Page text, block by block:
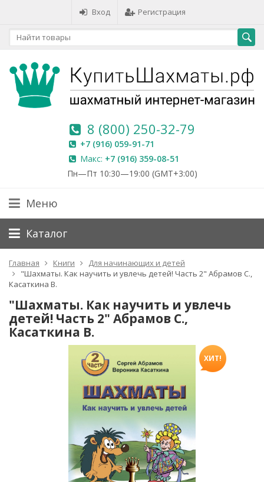
Вход Регистрация
8 (800) 250-32-79
+7 (916) 059-91-71
Макс: +7 (916) 359-08-51
Пн—Пт 10:30—19:00 (GMT+3:00)
Меню
Каталог
Главная Книги
Для начинающих и детей
"Шахматы. Как научить и увлечь детей! Часть 2" Абрамов С.,
Касаткина В.
"Шахматы. Как научить и увлечь
детей! Часть 2" Абрамов С.,
Касаткина В.
ХИТ!